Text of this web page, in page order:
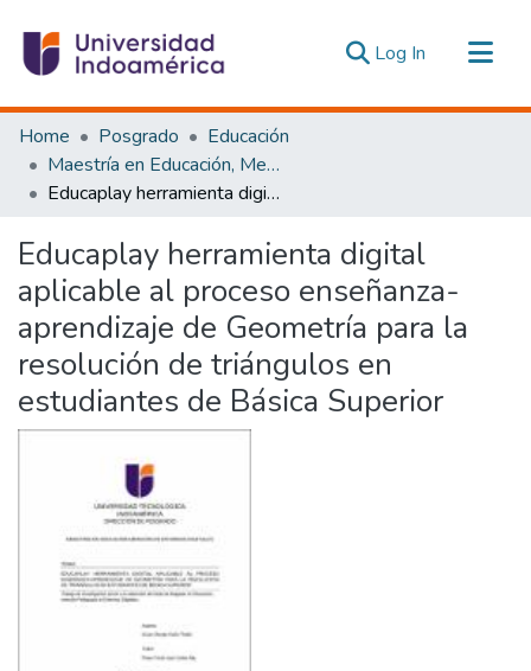
Log In (current)
Communities & Collections
All of DSpace
Statistics
Home Posgrado
Educación
Maestría en Educación, Mención Pedagogía en Entornos Digitales
Educaplay herramienta digital aplicable al proceso enseñanza-aprendizaje de Geometría para la resolución de triángulos en estudiantes de Básica Superior
Educaplay herramienta digital
aplicable al proceso enseñanza-
aprendizaje de Geometría para la
resolución de triángulos en
estudiantes de Básica Superior